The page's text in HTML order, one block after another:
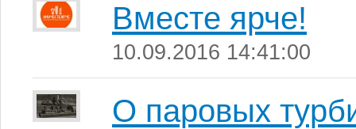
Вместе ярче!
10.09.2016 14:41:00
О паровых